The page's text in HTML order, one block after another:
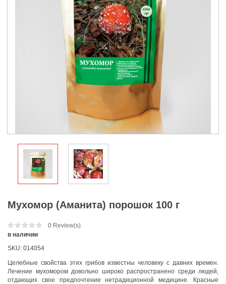
Мухомор (Аманита) порошок 100 г
0 Review(s)
в наличии
SKU: 014054
Целебные свойства этих грибов известны человеку с давних времен.
Лечение мухомором довольно широко распространено среди людей,
отдающих свое предпочтение нетрадиционной медицине. Красные